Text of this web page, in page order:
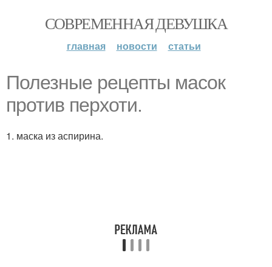
СОВРЕМЕННАЯ ДЕВУШКА
главная новости статьи
Полезные рецепты масок
против перхоти.
1. маска из аспирина.